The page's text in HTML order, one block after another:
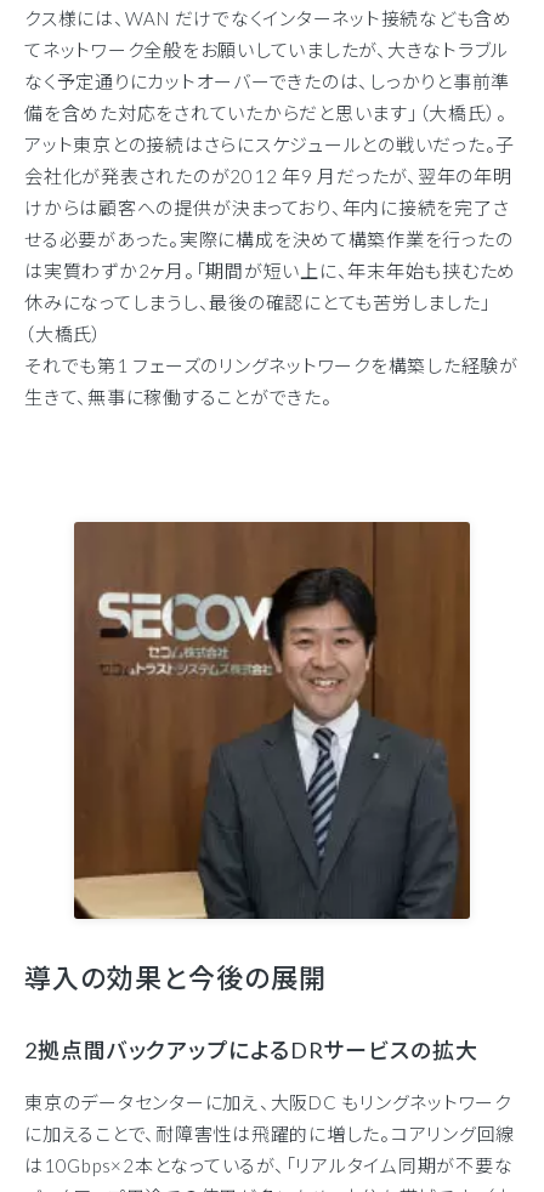
クス様には、WAN だけでなくインターネット接続なども含め
てネットワーク全般をお願いしていましたが、大きなトラブル
なく予定通りにカットオーバーできたのは、しっかりと事前準
備を含めた対応をされていたからだと思います」（大橋氏）。
アット東京との接続はさらにスケジュールとの戦いだった。子
会社化が発表されたのが2012 年9 月だったが、翌年の年明
けからは顧客への提供が決まっており、年内に接続を完了さ
せる必要があった。実際に構成を決めて構築作業を行ったの
は実質わずか2ヶ月。「期間が短い上に、年末年始も挟むため
休みになってしまうし、最後の確認にとても苦労しました」
（大橋氏）
それでも第1 フェーズのリングネットワークを構築した経験が
生きて、無事に稼働することができた。
導入の効果と今後の展開
2拠点間バックアップによるDRサービスの拡大
東京のデータセンターに加え、大阪DC もリングネットワーク
に加えることで、耐障害性は飛躍的に増した。コアリング回線
は10Gbps×2本となっているが、「リアルタイム同期が不要な